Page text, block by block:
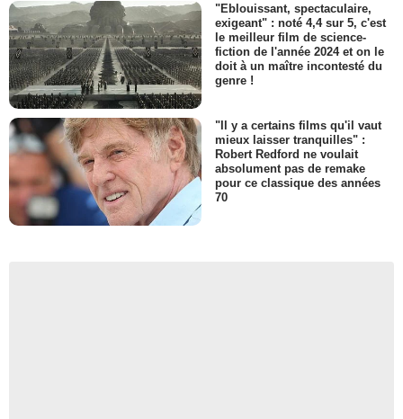
"Eblouissant, spectaculaire,
exigeant" : noté 4,4 sur 5, c'est
le meilleur film de science-
fiction de l'année 2024 et on le
doit à un maître incontesté du
genre !
"Il y a certains films qu'il vaut
mieux laisser tranquilles" :
Robert Redford ne voulait
absolument pas de remake
pour ce classique des années
70